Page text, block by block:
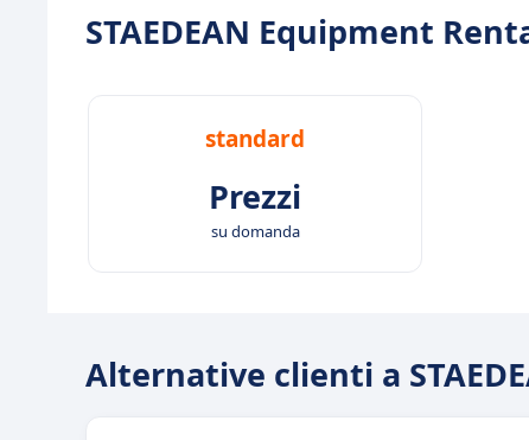
STAEDEAN Equipment
standard
Prezzi
su domanda
Alternative clienti a